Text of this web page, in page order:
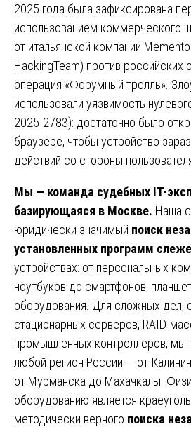
2025 года была зафиксирована
использованием коммерческого
от итальянской компании
HackingTeam) против российских
операция «Форумный тролль».
использовали уязвимость
2025-2783): достаточно было
браузере, чтобы устройство
действий со стороны
Мы — команда судебных IT-
базирующаяся в Москве. Наша
юридически значимый поиск
установленных программ
устройствах: от персональных
ноутбуков до смартфонов,
оборудования. Для сложных дел,
стационарных серверов, RAID-
промышленных контроллеров, мы
любой регион России — от
от Мурманска до Махачкалы.
оборудованию является
методически верного поиска